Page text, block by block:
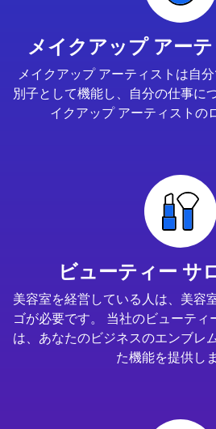
メイクアップ アー
メイクアップ アーティストは自
別子として機能し、自分の仕事に
イクアップ アーティストの
ビューティー サ
美容室を経営している人は、美容
ゴが必要です。 当社のビューティ
は、あなたのビジネスのエンブレ
た機能を提供し